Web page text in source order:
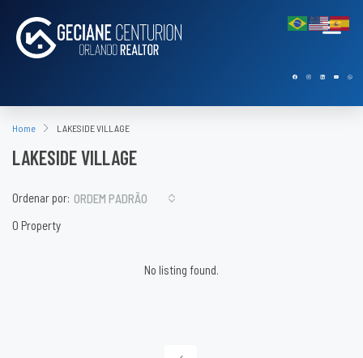
Home LAKESIDE VILLAGE
LAKESIDE VILLAGE
0 Property
Ordenar por: ORDEM PADRÃO
No listing found.